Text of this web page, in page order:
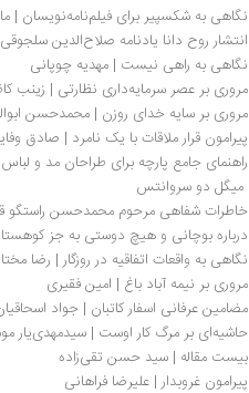
نگاهی به شکسپیر برای فیلم‌نامه‌نویسان |
انتشار روح دانا یادنامه صلاح‌الدین سلجوقی
نگاهی به راهی نیست | مهدیه چوپانی
مروری بر عصر سرمایه‌داری نظارتی | زینب
مروری بر سایه خدای روزن | محمدحسن
پیرامون قرار ملاقات با یک نامرد | صادق
راهنمای جامع پارچه برای طراحان مد و لباس
میگل دو سروانتس
خاطرات شفاهی مرحوم محمدحسن راستگو
درباره بوچانی و هیچ دوستی به جز
نگاهی به واقعات اتفاقیه در روزگار | رضا
مروری بر نیمه آباد باغ | امین فقیری
مضامین عرفانی اسفار کاتبان | جواد
حاشیه‌ای بر مرگ کار اوست | سیدمهدی‌یار
بیست مقاله | سید حسن تقی‌زاده
پیرامون غروبدار | علیرضا فراهانی